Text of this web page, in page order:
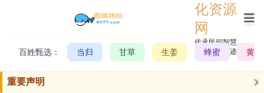
化资源
网
传承民间智慧，
记录历史轨迹
百姓甄选： 当归 甘草 生姜 蜂蜜 黄芪
重要声明